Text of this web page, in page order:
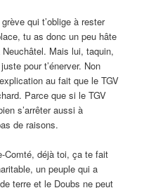
qui t’oblige à rester
tu as donc un peu hâte
Mais lui, taquin,
pour t’énerver. Non
au fait que le TGV
Parce que si le TGV
s’arrêter aussi à
de raisons.
Comté, déjà toi, ça te fait
un peuple qui a
terre et le Doubs ne peut